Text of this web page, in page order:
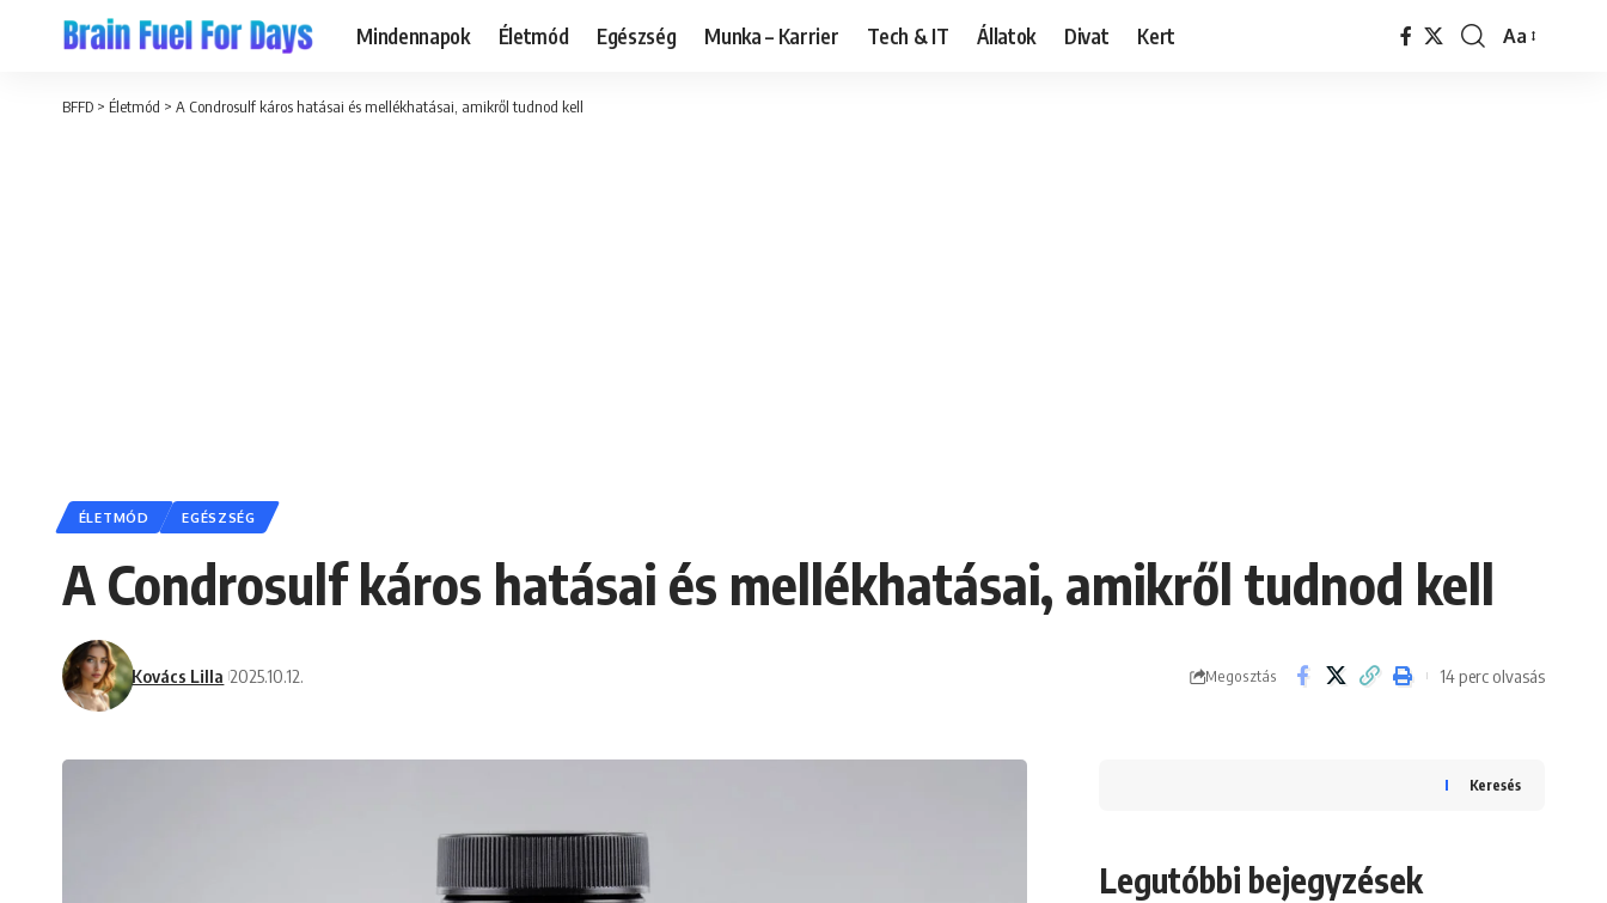
Mindennapok Életmód Egészség Munka – Karrier Tech & IT Állatok Divat Kert
Font
Aa
BFFD > Életmód > A Condrosulf káros hatásai és mellékhatásai, amikről tudnod kell
ÉLETMÓD EGÉSZSÉG
A Condrosulf káros hatásai és mellékhatásai, amikről tudnod kell
Kovács Lilla 2025.10.12. Megosztás 14 perc olvasás
Keresés
Legutóbbi bejegyzések